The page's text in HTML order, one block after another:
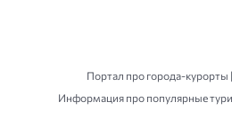
Портал про города-курорты
Информация про популярные